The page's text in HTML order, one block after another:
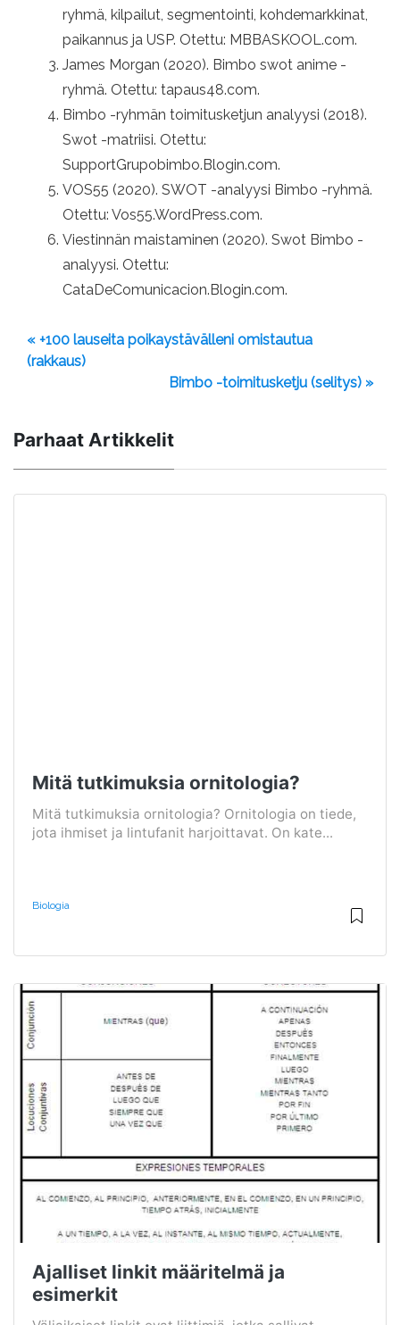
ryhmä, kilpailut, segmentointi, kohdemarkkinat,
paikannus ja USP. Otettu: MBBASKOOL.com.
James Morgan (2020). Bimbo swot anime -
ryhmä. Otettu: tapaus48.com.
Bimbo -ryhmän toimitusketjun analyysi (2018).
Swot -matriisi. Otettu:
SupportGrupobimbo.Blogin.com.
VOS55 (2020). SWOT -analyysi Bimbo -ryhmä.
Otettu: Vos55.WordPress.com.
Viestinnän maistaminen (2020). Swot Bimbo -
analyysi. Otettu:
CataDeComunicacion.Blogin.com.
« +100 lauseita poikaystävälleni omistautua
(rakkaus)
Bimbo -toimitusketju (selitys) »
Parhaat Artikkelit
Mitä tutkimuksia ornitologia?
Mitä tutkimuksia ornitologia? Ornitologia on tiede,
jota ihmiset ja lintufanit harjoittavat. On kate...
Biologia
Ajalliset linkit määritelmä ja
esimerkit